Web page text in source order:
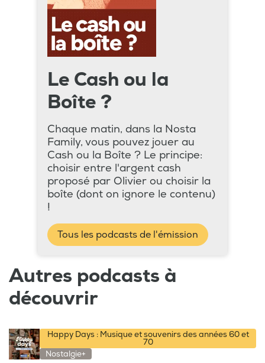
Le Cash ou la
Boîte ?
Chaque matin, dans la Nosta
Family, vous pouvez jouer au
Cash ou la Boîte ? Le principe:
choisir entre l'argent cash
proposé par Olivier ou choisir la
boîte (dont on ignore le contenu)
!
Tous les podcasts de l'émission
Autres podcasts à
découvrir
Happy Days : Musique et souvenirs des années 60 et
70
Nostalgie+